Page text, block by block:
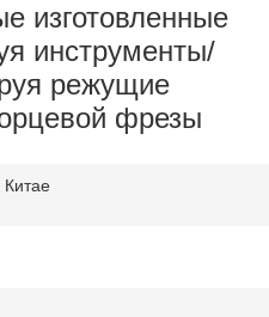
изготовленные
инструменты/
режущие
фрезы